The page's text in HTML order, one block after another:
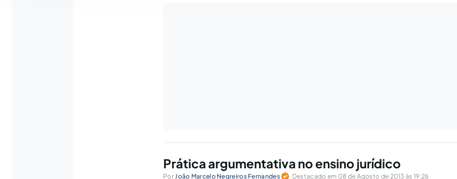
Prática argumentativa no ensino jurídico
PorJoão Marcelo Negreiros Fernandes Destacado em 08 de Agosto de 2013 às 19:26